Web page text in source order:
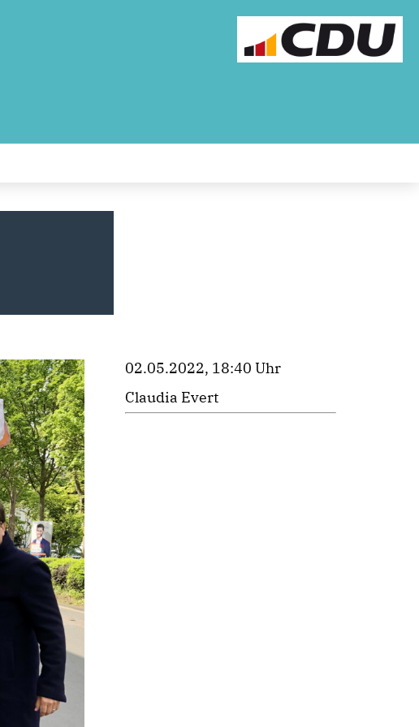
02.05.2022, 18:40 Uhr
Claudia Evert